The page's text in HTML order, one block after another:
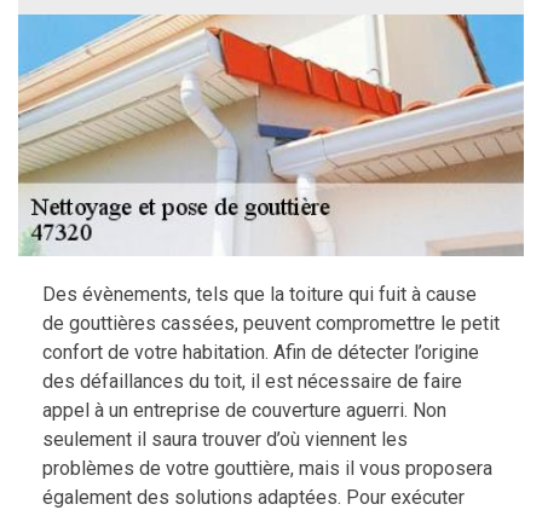
Des évènements, tels que la toiture qui fuit à cause
de gouttières cassées, peuvent compromettre le petit
confort de votre habitation. Afin de détecter l’origine
des défaillances du toit, il est nécessaire de faire
appel à un entreprise de couverture aguerri. Non
seulement il saura trouver d’où viennent les
problèmes de votre gouttière, mais il vous proposera
également des solutions adaptées. Pour exécuter